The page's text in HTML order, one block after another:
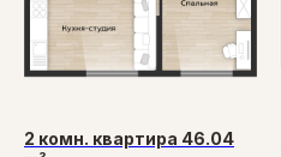
2 комн. квартира 46.04